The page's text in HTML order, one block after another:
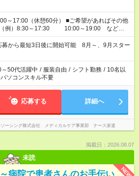
（休憩60分） ■ご希望があればその他
（例）8:30～17:30 10:00～19:00 など
合わせたい」 「できれば残業はしたくない」
希望に沿ったお仕事をご紹介します！ ※Wワ
今ご覧のお仕事で希望する勤務時間と、もう1つ
間。 合計で週40時間を超える場合は応募でき
から最短3日後に開始可能 8月～、9月スター
～50代活躍中 / 服装自由 / シフト勤務 / 10名以
パソコンスキル不要
応募する 詳細へ
ソーシング株式会社 メディカルケア事業部 ナース派遣
掲載日：2026.08.07
未読
NEW
病院で患者さんのお手伝い